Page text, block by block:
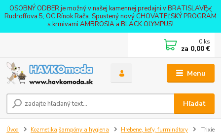
OSOBNÝ ODBER je možný v našej kamennej predajni v BRATISLAVE -
Rudroffova 5, OC Rínok Rača. Spustený nový CHOVATEĽSKÝ PROGRAM
s krmivami AMBROSIA a BLACK OLYMPUS!
Menu
Hľadať
0 ks
za 0,00 €
Úvod Kozmetika,šampóny a hygiena Hrebene, kefy, furminátory
Trixie